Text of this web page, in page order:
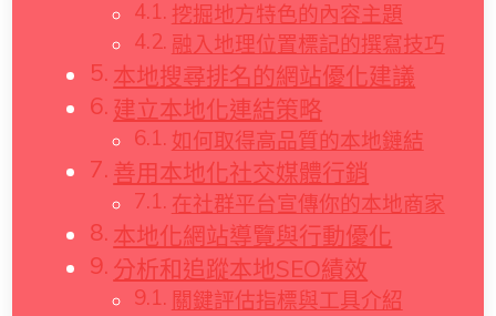
挖掘地方特色的內容主題
融入地理位置標記的撰寫技巧
本地搜尋排名的網站優化建議
建立本地化連結策略
如何取得高品質的本地鏈結
善用本地化社交媒體行銷
在社群平台宣傳你的本地商家
本地化網站導覽與行動優化
分析和追蹤本地SEO績效
關鍵評估指標與工具介紹